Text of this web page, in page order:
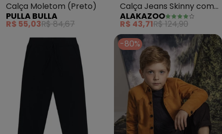
Calça Moletom (Preto)
PULLA BULLA
R$ 55,03R$ 84,67
Calça Jeans Skinny com
Cintura Ajustável (Preto)
ALAKAZOO
R$ 43,71R$ 124,90
-80%